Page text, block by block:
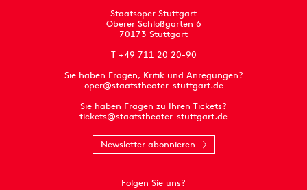
Staatsoper Stuttgart
Oberer Schloßgarten 6
70173 Stuttgart
T +49 711 20 20-90
Sie haben Fragen, Kritik und Anregungen?
oper@staatstheater-stuttgart.de
Sie haben Fragen zu Ihren Tickets?
tickets@staatstheater-stuttgart.de
Newsletter abonnieren
Folgen Sie uns?